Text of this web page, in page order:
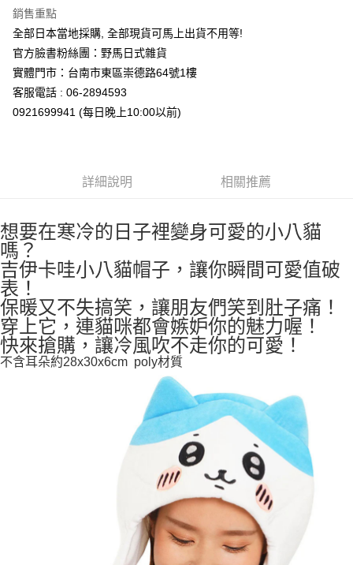
元大商業銀行
台新國際商業銀行
中國信託商業銀行
台灣樂天信用卡公司
悠遊付
Google Pay
ATM付款
運送方式
付款後全家取貨
7-11取貨付款
每筆NT$65，滿NT$999(含以上)免運費
付款後7-11取貨
每筆NT$65，滿NT$999(含以上)免運費
宅配
每筆NT$100，滿NT$999(含以上)免運費
銷售重點
全部日本當地採購, 全部現貨可馬上出貨不用等!
官方臉書粉絲團：野馬日式雜貨
實體門市：台南市東區崇德路64號1樓
客服電話 : 06-2894593
0921699941 (每日晚上10:00以前)
詳細說明 相關推薦
想要在寒冷的日子裡變身可愛的小八貓
嗎？
吉伊卡哇小八貓帽子，讓你瞬間可愛值破
表！
保暖又不失搞笑，讓朋友們笑到肚子痛！
穿上它，連貓咪都會嫉妒你的魅力喔！
快來搶購，讓冷風吹不走你的可愛！
不含耳朵約28x30x6cm poly材質